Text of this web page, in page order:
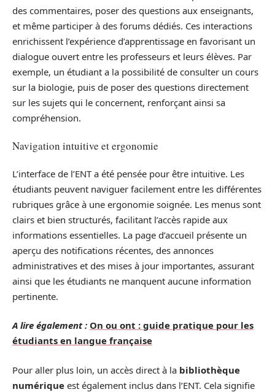
des commentaires, poser des questions aux enseignants,
et même participer à des forums dédiés. Ces interactions
enrichissent l’expérience d’apprentissage en favorisant un
dialogue ouvert entre les professeurs et leurs élèves. Par
exemple, un étudiant a la possibilité de consulter un cours
sur la biologie, puis de poser des questions directement
sur les sujets qui le concernent, renforçant ainsi sa
compréhension.
Navigation intuitive et ergonomie
L’interface de l’ENT a été pensée pour être intuitive. Les
étudiants peuvent naviguer facilement entre les différentes
rubriques grâce à une ergonomie soignée. Les menus sont
clairs et bien structurés, facilitant l’accès rapide aux
informations essentielles. La page d’accueil présente un
aperçu des notifications récentes, des annonces
administratives et des mises à jour importantes, assurant
ainsi que les étudiants ne manquent aucune information
pertinente.
A lire également : On ou ont : guide pratique pour les
étudiants en langue française
Pour aller plus loin, un accès direct à la bibliothèque
numérique est également inclus dans l’ENT. Cela signifie